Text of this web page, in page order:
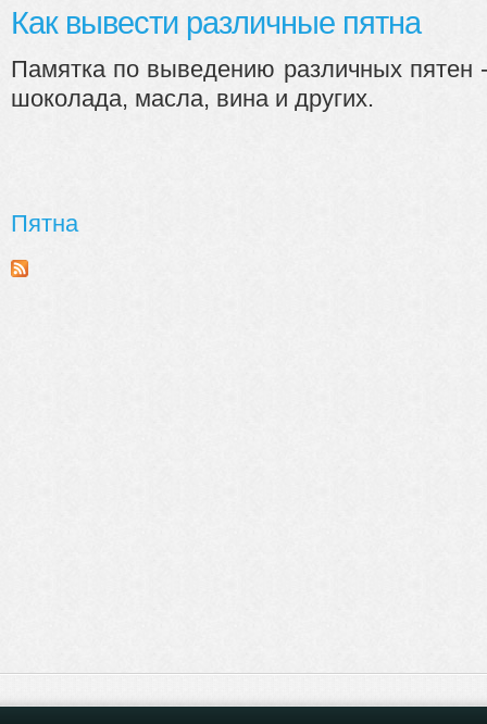
Как вывести различные пятна
Памятка по выведению различных пятен -
шоколада, масла, вина и других.
Пятна